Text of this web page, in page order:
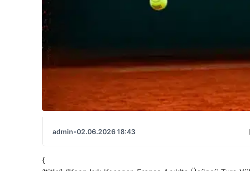
admin•02.06.2026 18:43
{